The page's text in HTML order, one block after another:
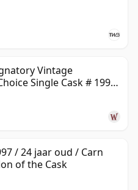
Vintage
Single Cask # 1995
/ 24 jaar oud / Carn
of the Cask